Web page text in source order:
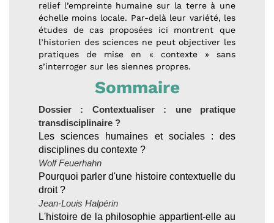
relief l’empreinte humaine sur la terre à une
échelle moins locale. Par-delà leur variété, les
études de cas proposées ici montrent que
l’historien des sciences ne peut objectiver les
pratiques de mise en « contexte » sans
s’interroger sur les siennes propres.
Sommaire
Dossier : Contextualiser : une pratique
transdisciplinaire ?
Les sciences humaines et sociales : des
disciplines du contexte ?
Wolf Feuerhahn
Pourquoi parler d'une histoire contextuelle du
droit ?
Jean-Louis Halpérin
L'histoire de la philosophie appartient-elle au